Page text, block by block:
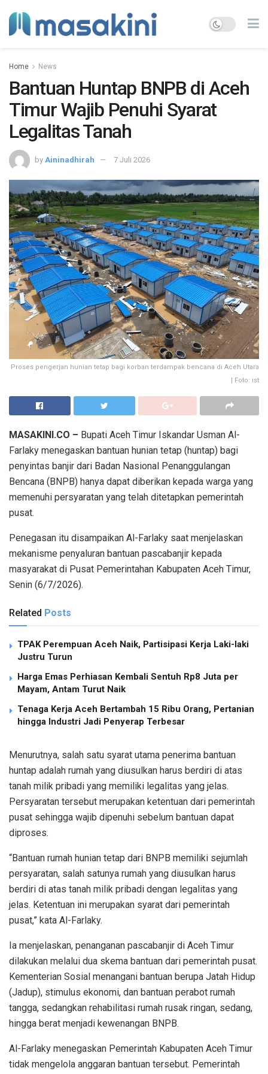
Home News
Bantuan Huntap BNPB di Aceh
Timur Wajib Penuhi Syarat
Legalitas Tanah
by Aininadhirah 7 Juli 2026
Proses pengerjan hunian tetap bagi korban terdampak bencana di Aceh Utara
| Foto: ist
MASAKINI.CO – Bupati Aceh Timur Iskandar Usman Al-
Farlaky menegaskan bantuan hunian tetap (huntap) bagi
penyintas banjir dari Badan Nasional Penanggulangan
Bencana (BNPB) hanya dapat diberikan kepada warga yang
memenuhi persyaratan yang telah ditetapkan pemerintah
pusat.
Penegasan itu disampaikan Al-Farlaky saat menjelaskan
mekanisme penyaluran bantuan pascabanjir kepada
masyarakat di Pusat Pemerintahan Kabupaten Aceh Timur,
Senin (6/7/2026).
Related Posts
TPAK Perempuan Aceh Naik, Partisipasi Kerja Laki-laki
Justru Turun
Harga Emas Perhiasan Kembali Sentuh Rp8 Juta per
Mayam, Antam Turut Naik
Tenaga Kerja Aceh Bertambah 15 Ribu Orang, Pertanian
hingga Industri Jadi Penyerap Terbesar
Menurutnya, salah satu syarat utama penerima bantuan
huntap adalah rumah yang diusulkan harus berdiri di atas
tanah milik pribadi yang memiliki legalitas yang jelas.
Persyaratan tersebut merupakan ketentuan dari pemerintah
pusat sehingga wajib dipenuhi sebelum bantuan dapat
diproses.
“Bantuan rumah hunian tetap dari BNPB memiliki sejumlah
persyaratan, salah satunya rumah yang diusulkan harus
berdiri di atas tanah milik pribadi dengan legalitas yang
jelas. Ketentuan ini merupakan syarat dari pemerintah
pusat,” kata Al-Farlaky.
Ia menjelaskan, penanganan pascabanjir di Aceh Timur
dilakukan melalui dua skema bantuan dari pemerintah pusat.
Kementerian Sosial menangani bantuan berupa Jatah Hidup
(Jadup), stimulus ekonomi, dan bantuan perabot rumah
tangga, sedangkan rehabilitasi rumah rusak ringan, sedang,
hingga berat menjadi kewenangan BNPB.
Al-Farlaky menegaskan Pemerintah Kabupaten Aceh Timur
tidak mengelola anggaran bantuan tersebut. Pemerintah